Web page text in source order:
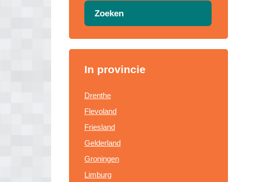
Zoeken
In provincie
Drenthe
Flevoland
Friesland
Gelderland
Groningen
Limburg